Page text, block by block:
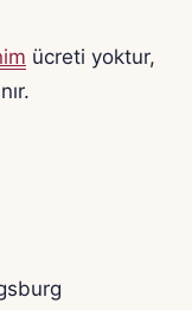
ücreti yoktur,